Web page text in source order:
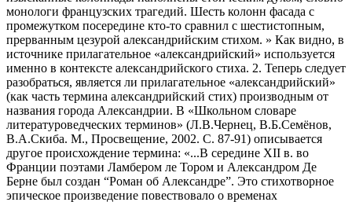
монологи французских трагедий. Шесть колонн фасада с
промежутком посередине кто-то сравнил с шестистопным,
прерванным цезурой александрийским стихом. » Как видно, в
источнике прилагательное «александрийский» используется
именно в контексте александрийского стиха. 2. Теперь следует
разобраться, является ли прилагательное «александрийский»
(как часть термина александрийский стих) производным от
названия города Александрии. В «Школьном словаре
литературоведческих терминов» (Л.В.Чернец, В.Б.Семёнов,
В.А.Скиба. М., Просвещение, 2002. С. 87-91) описывается
другое происхождение термина: «...В середине XII в. во
Франции поэтами Ламбером ле Тором и Александром Де
Берне был создан “Роман об Александре”. Это стихотворное
эпическое произведение повествовало о временах